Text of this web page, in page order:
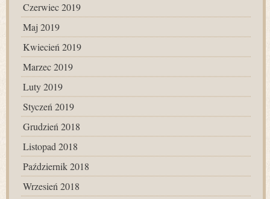
Czerwiec 2019
Maj 2019
Kwiecień 2019
Marzec 2019
Luty 2019
Styczeń 2019
Grudzień 2018
Listopad 2018
Październik 2018
Wrzesień 2018